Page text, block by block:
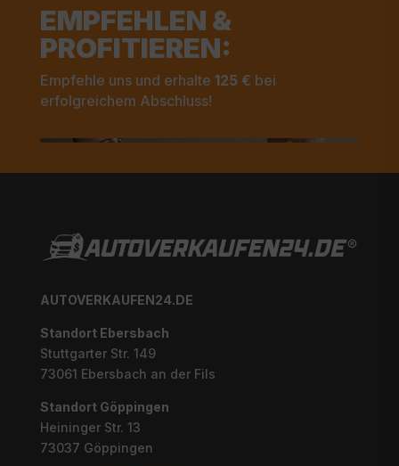
EMPFEHLEN &
PROFITIEREN:
Empfehle uns und erhalte 125 € bei
erfolgreichem Abschluss!
AUTOVERKAUFEN24.DE
Standort Ebersbach
Stuttgarter Str. 149
73061 Ebersbach an der Fils
Standort Göppingen
Heininger Str. 13
73037 Göppingen